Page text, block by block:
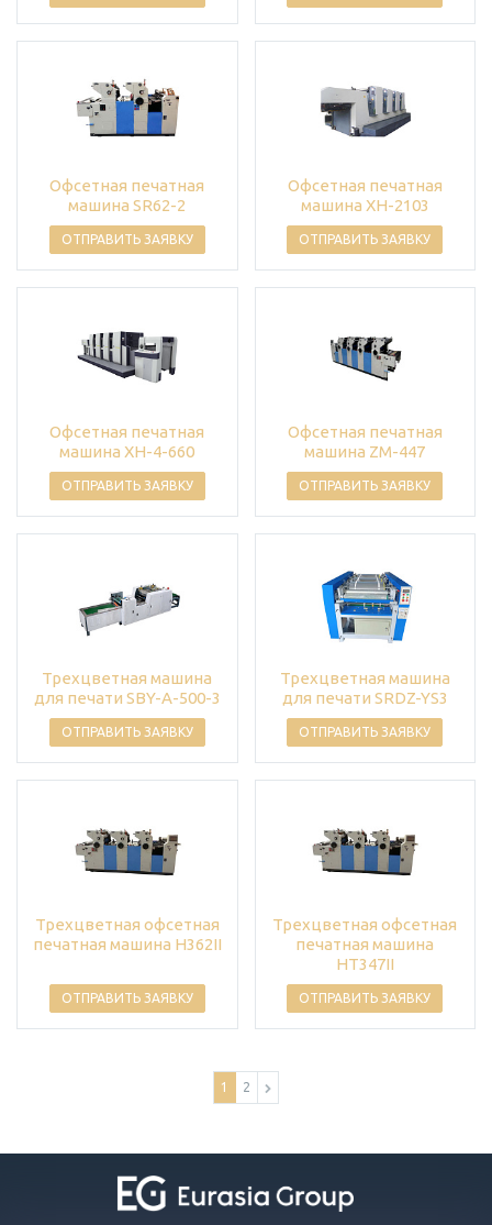
Офсетная печатная
машина SR62-2
ОТПРАВИТЬ ЗАЯВКУ
Офсетная печатная
машина XH-2103
ОТПРАВИТЬ ЗАЯВКУ
Офсетная печатная
машина XH-4-660
ОТПРАВИТЬ ЗАЯВКУ
Офсетная печатная
машина ZM-447
ОТПРАВИТЬ ЗАЯВКУ
Трехцветная машина
для печати SBY-A-500-3
ОТПРАВИТЬ ЗАЯВКУ
Трехцветная машина
для печати SRDZ-YS3
ОТПРАВИТЬ ЗАЯВКУ
Трехцветная офсетная
печатная машина H362II
ОТПРАВИТЬ ЗАЯВКУ
Трехцветная офсетная
печатная машина
HT347II
ОТПРАВИТЬ ЗАЯВКУ
1 2